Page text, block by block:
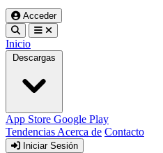
Acceder
Inicio
Descargas
App Store Google Play
Tendencias Acerca de Contacto
Iniciar Sesión